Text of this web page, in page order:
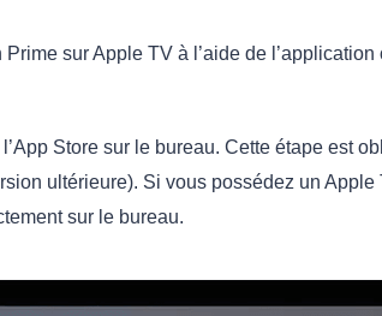
sur Apple TV à l’aide de l’application
Store sur le bureau. Cette étape est
ultérieure). Si vous possédez un Apple
sur le bureau.